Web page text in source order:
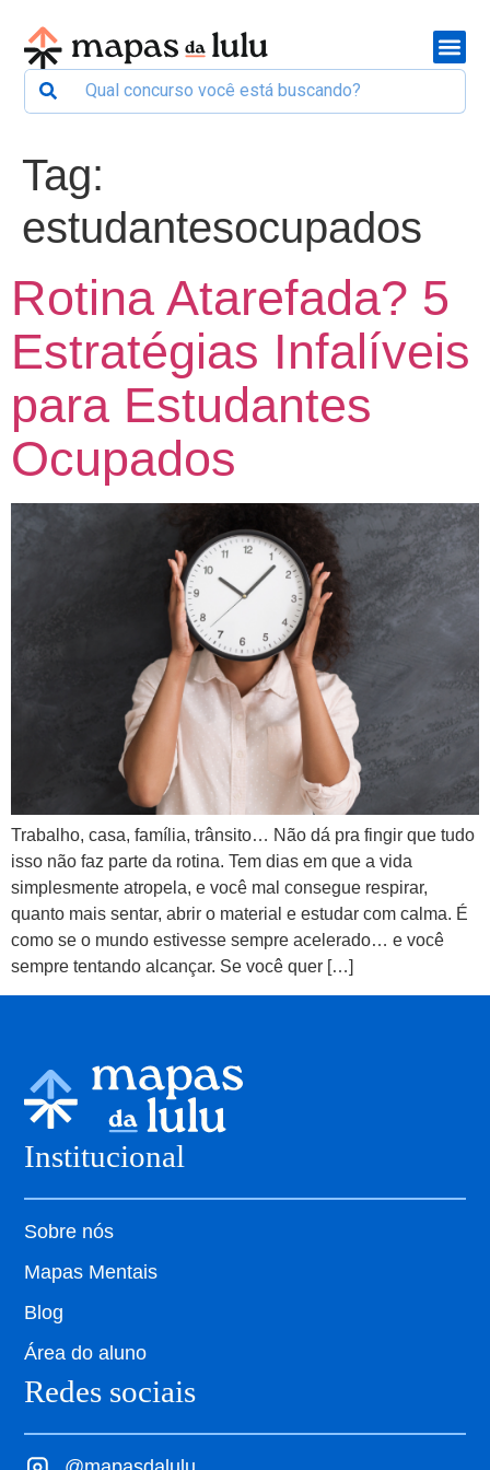
Tag:
estudantesocupados
Rotina Atarefada? 5
Estratégias Infalíveis
para Estudantes
Ocupados
Trabalho, casa, família, trânsito… Não dá pra fingir que tudo
isso não faz parte da rotina. Tem dias em que a vida
simplesmente atropela, e você mal consegue respirar,
quanto mais sentar, abrir o material e estudar com calma. É
como se o mundo estivesse sempre acelerado… e você
sempre tentando alcançar. Se você quer […]
Institucional
Sobre nós
Mapas Mentais
Blog
Área do aluno
Redes sociais